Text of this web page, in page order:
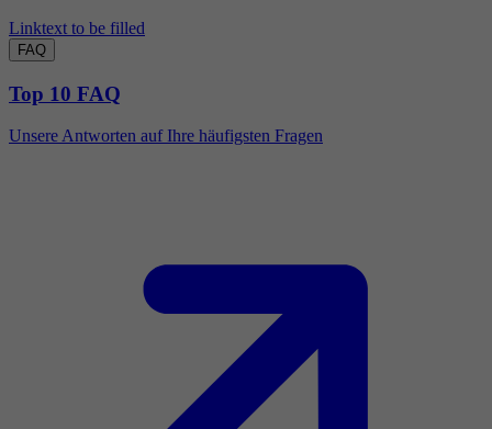
Linktext to be filled
FAQ
Top 10 FAQ
Unsere Antworten auf Ihre häufigsten Fragen